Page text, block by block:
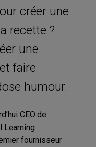
créer une
recette ?
une
faire
humour.
CEO de
Learning
fournisseur